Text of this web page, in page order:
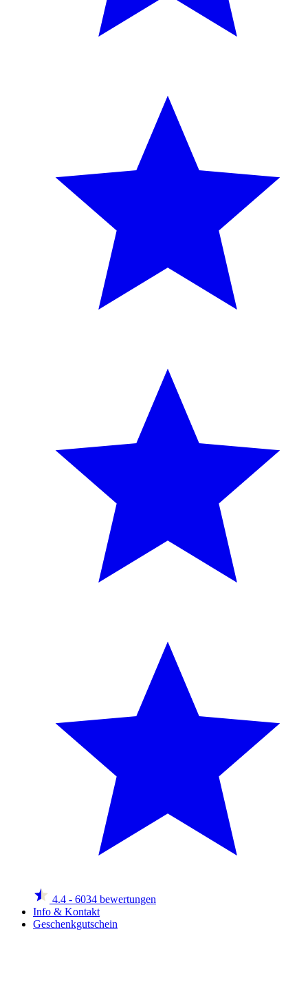
4.4 - 6034 bewertungen
Info & Kontakt
Geschenkgutschein